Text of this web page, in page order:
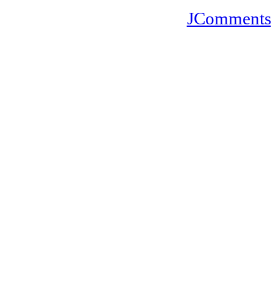
JComments